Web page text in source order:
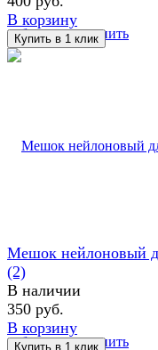
избранное сравнить
В корзину
избранное сравнить
Мешок нейлоновый
(2)
В наличии
350 руб.
В корзину